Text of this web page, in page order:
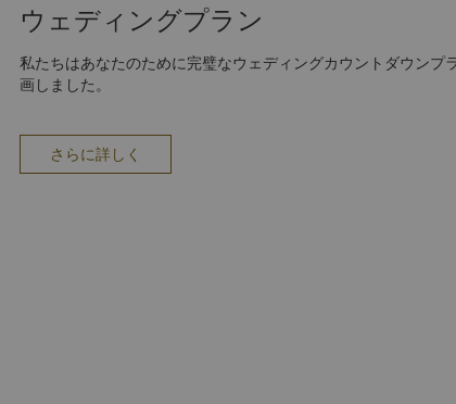
ウェディングプラン
私たちはあなたのために完璧なウェディングカウントダウンプ
画しました。
さらに詳しく